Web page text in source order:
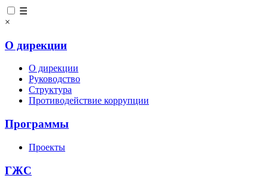
☰
×
О дирекции
О дирекции
Руководство
Структура
Противодействие коррупции
Программы
Проекты
ГЖС